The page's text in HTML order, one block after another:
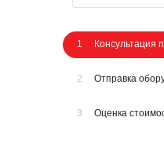
1 Консультация
2 Отправка
3 Оценка